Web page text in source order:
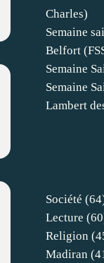
Société
Lecture
Religion
Madiran
Charles)
Semaine
Belfort
Semaine
Semaine
Lambert